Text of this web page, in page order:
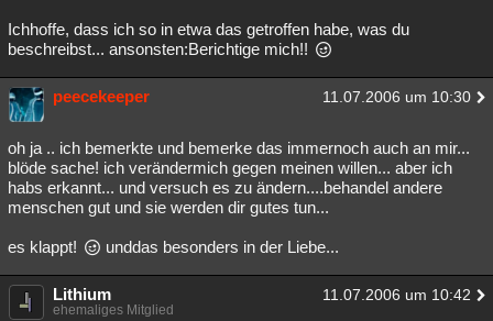
Ichhoffe, dass ich so in etwa das getroffen habe, was du
beschreibst... ansonsten:Berichtige mich!!
peecekeeper 11.07.2006 um 10:30
oh ja .. ich bemerkte und bemerke das immernoch auch an mir...
blöde sache! ich verändermich gegen meinen willen... aber ich
habs erkannt... und versuch es zu ändern....behandel andere
menschen gut und sie werden dir gutes tun...
es klappt! unddas besonders in der Liebe...
Lithium 11.07.2006 um 10:42
ehemaliges Mitglied